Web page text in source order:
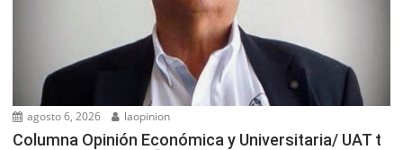
agosto 6, 2026 laopinion
Columna Opinión Económica y Universitaria/ UAT t